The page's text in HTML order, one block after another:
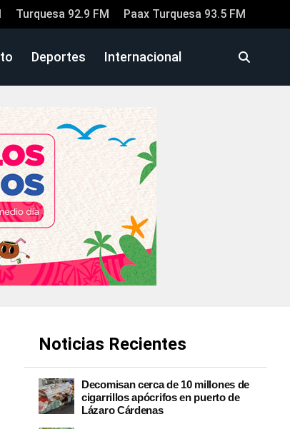
Turquesa 92.9 FM Paax Turquesa 93.5 FM
Deportes Internacional
Noticias Recientes
Decomisan cerca de 10 millones de
cigarrillos apócrifos en puerto de
Lázaro Cárdenas